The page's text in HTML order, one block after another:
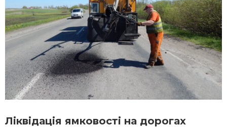
Ліквідація ямковості на дорогах